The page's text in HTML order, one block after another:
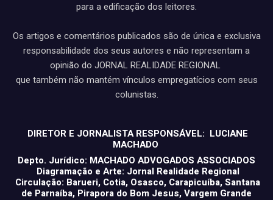
para a edificação dos leitores.
Os artigos e comentários publicados são de única e exclusiva
responsabilidade dos seus autores e não representam a
opinião do JORNAL REALIDADE REGIONAL
que também não mantém vínculos empregatícios com seus
colunistas.
DIRETOR E JORNALISTA RESPONSÁVEL: LUCIANE
MACHADO
Depto. Jurídico: MACHADO ADVOGADOS ASSOCIADOS
Diagramação e Arte: Jornal Realidade Regional
Circulação: Barueri, Cotia, Osasco, Carapicuíba, Santana
de Parnaíba, Pirapora do Bom Jesus, Vargem Grande